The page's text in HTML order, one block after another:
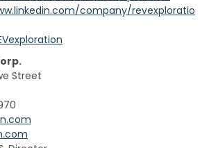
company/revexploratio
Street